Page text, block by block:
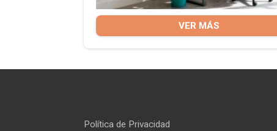
VER MÁS
Política de Privacidad